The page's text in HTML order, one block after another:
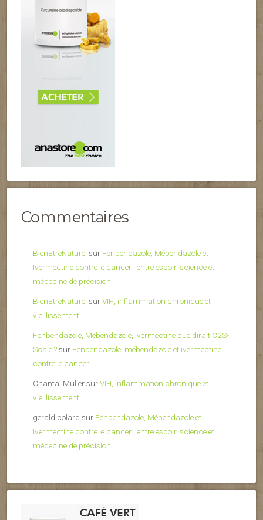
Commentaires
BienEtreNaturel sur Fenbendazole, Mébendazole et
Ivermectine contre le cancer : entre espoir, science et
médecine de précision
BienEtreNaturel surVIH, inflammation chronique et
vieillissement
Fenbendazole, Mebendazole, Ivermectine que dirait C2S-
Scale ?sur Fenbendazole, mébendazole et ivermectine
contre le cancer
Chantal MullersurVIH, inflammation chronique et
vieillissement
gerald colard sur Fenbendazole, Mébendazole et
Ivermectine contre le cancer : entre espoir, science et
médecine de précision